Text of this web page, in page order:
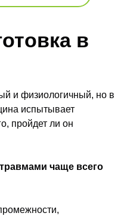
в
и физиологичный, но в
испытывает
пройдет ли он
чаще всего